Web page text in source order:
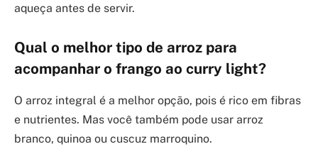
aqueça antes de servir.
Qual o melhor tipo de arroz para
acompanhar o frango ao curry light?
O arroz integral é a melhor opção, pois é rico em fibras
e nutrientes. Mas você também pode usar arroz
branco, quinoa ou cuscuz marroquino.